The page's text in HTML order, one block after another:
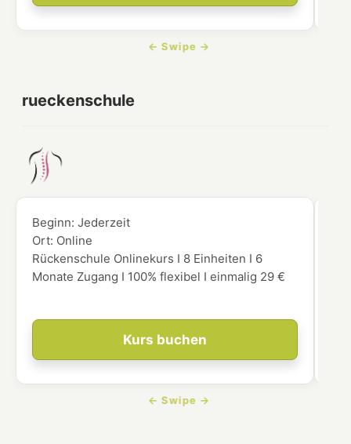
rueckenschule
Kurs buchen
Beginn:Jederzeit
Ort: Online
Rückenschule Onlinekurs I 8 Einheiten I 6
Monate Zugang I 100% flexibel I einmalig 29 €